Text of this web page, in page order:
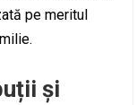
pe meritul
și